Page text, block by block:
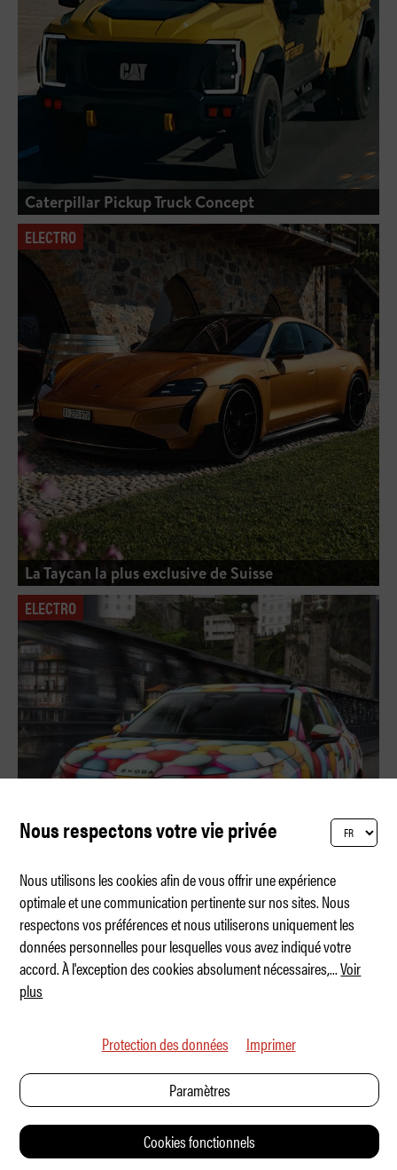
Caterpillar Pickup Truck Concept
ELECTRO
La Taycan la plus exclusive de Suisse
ELECTRO
Skoda Epiq – le nouveau E-SUV populaire?
Nous respectons votre vie privée
Nous utilisons les cookies afin de vous offrir une expérience
optimale et une communication pertinente sur nos sites. Nous
respectons vos préférences et nous utiliserons uniquement les
données personnelles pour lesquelles vous avez indiqué votre
accord. À l'exception des cookies absolument nécessaires,...Voir
plus
Protection des données Imprimer
Paramètres
Cookies fonctionnels